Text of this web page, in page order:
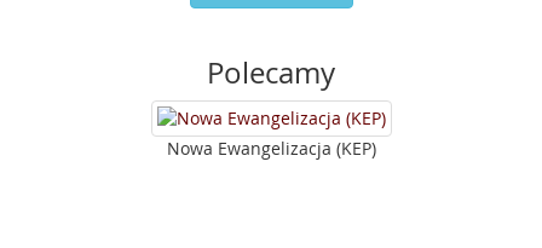
Polecamy
Nowa Ewangelizacja (KEP)